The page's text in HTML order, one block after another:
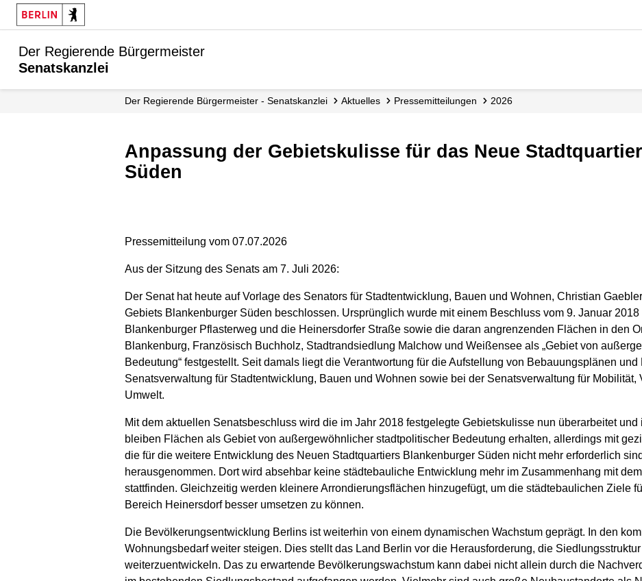
Der Regierende Bürgermeister
Senatskanzlei
Der Regierende Bürgermeister - Senatskanzlei Aktuelles Presse­mitteilungen 2026
Anpassung der Gebietskulisse für das Neue Stadtquartier Blankenburger
Süden
Pressemitteilung vom 07.07.2026
Aus der Sitzung des Senats am 7. Juli 2026:
Der Senat hat heute auf Vorlage des Senators für Stadtentwicklung, Bauen und Wohnen, Christian
Gebiets Blankenburger Süden beschlossen. Ursprünglich wurde mit einem Beschluss vom 9. Januar 2018
Blankenburger Pflasterweg und die Heinersdorfer Straße sowie die daran angrenzenden Flächen in den
Blankenburg, Französisch Buchholz, Stadtrandsiedlung Malchow und Weißensee als „Gebiet von
Bedeutung“ festgestellt. Seit damals liegt die Verantwortung für die Aufstellung von Bebauungsplänen
Senatsverwaltung für Stadtentwicklung, Bauen und Wohnen sowie bei der Senatsverwaltung für Mobilität,
Umwelt.
Mit dem aktuellen Senatsbeschluss wird die im Jahr 2018 festgelegte Gebietskulisse nun überarbeitet
bleiben Flächen als Gebiet von außergewöhnlicher stadtpolitischer Bedeutung erhalten, allerdings mit
die für die weitere Entwicklung des Neuen Stadtquartiers Blankenburger Süden nicht mehr erforderlich
herausgenommen. Dort wird absehbar keine städtebauliche Entwicklung mehr im Zusammenhang mit
stattfinden. Gleichzeitig werden kleinere Arrondierungsflächen hinzugefügt, um die städtebaulichen Ziele
Bereich Heinersdorf besser umsetzen zu können.
Die Bevölkerungsentwicklung Berlins ist weiterhin von einem dynamischen Wachstum geprägt. In den
Wohnungsbedarf weiter steigen. Dies stellt das Land Berlin vor die Herausforderung, die
weiterzuentwickeln. Das zu erwartende Bevölkerungswachstum kann dabei nicht allein durch die